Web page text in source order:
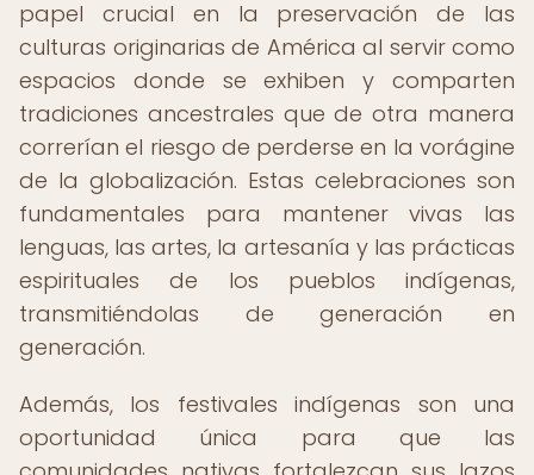
papel crucial en la preservación de las
culturas originarias de América al servir como
espacios donde se exhiben y comparten
tradiciones ancestrales que de otra manera
correrían el riesgo de perderse en la vorágine
de la globalización. Estas celebraciones son
fundamentales para mantener vivas las
lenguas, las artes, la artesanía y las prácticas
espirituales de los pueblos indígenas,
transmitiéndolas de generación en
generación.
Además, los festivales indígenas son una
oportunidad única para que las